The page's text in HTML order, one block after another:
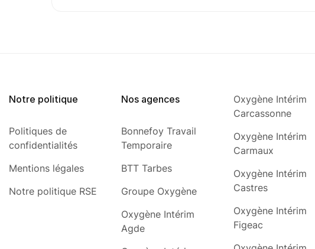
Notre politique
Politiques de
confidentialités
Mentions légales
Notre politique RSE
Nos agences
Bonnefoy Travail
Temporaire
BTT Tarbes
Groupe Oxygène
Oxygène Intérim
Agde
Oxygène Intérim
Carcassonne
Oxygène Intérim
Carmaux
Oxygène Intérim
Castres
Oxygène Intérim
Figeac